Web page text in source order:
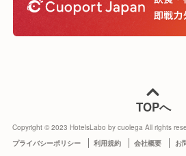
TOPへ
Copyright © 2023 HotelsLabo by cuolega All rights
プライバシーポリシー
利用規約 会社概要 お